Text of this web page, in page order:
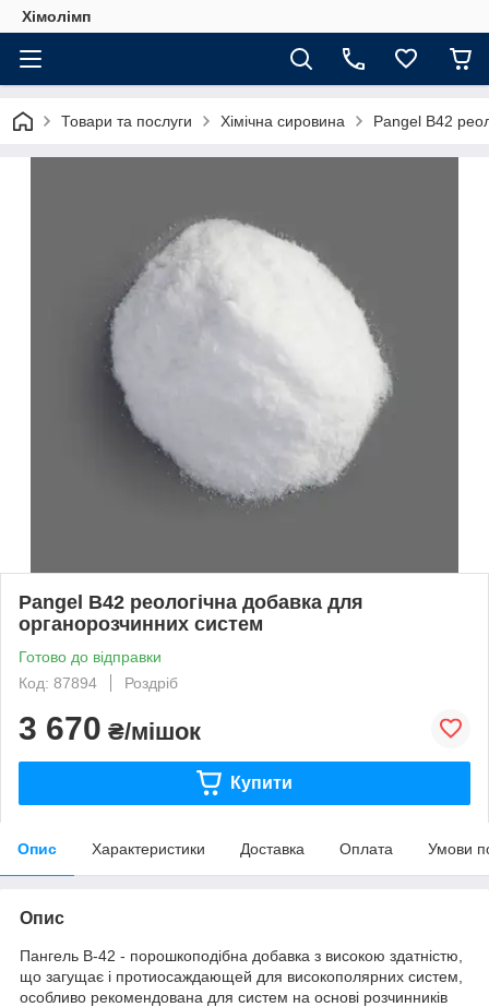
Хімолімп
Товари та послуги Хімічна сировина Pangel B42
Pangel B42 реологічна добавка для
органорозчинних систем
Готово до відправки
Код: 87894
Роздріб
3 670 ₴/мішок
Купити
Опис Характеристики Доставка Оплата Умови
Опис
Пангель В-42 - порошкоподібна добавка з високою здатністю,
що загущає і протиосаждающей для високополярних систем,
особливо рекомендована для систем на основі розчинників